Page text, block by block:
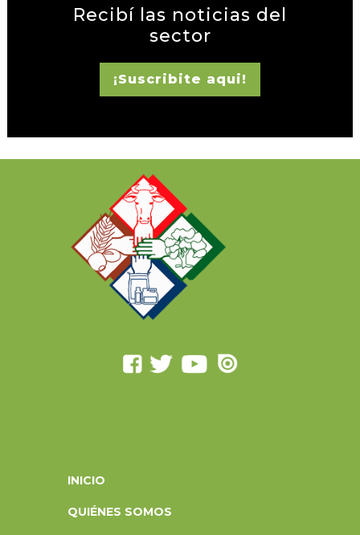
Recibí las noticias del
sector
¡Suscribite aqui!
INICIO
QUIÉNES SOMOS